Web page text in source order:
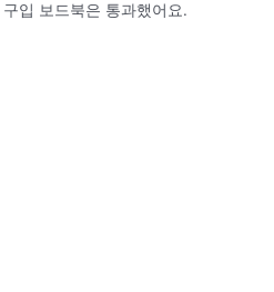
입 보드북은 통과했어요.